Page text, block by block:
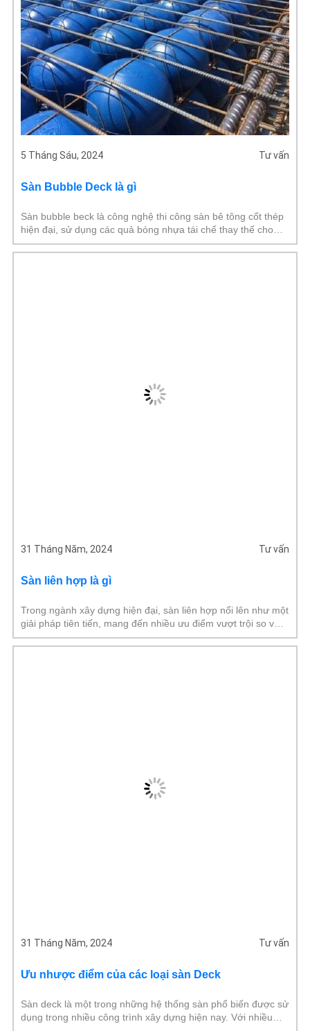
5 Tháng Sáu, 2024 Tư vấn
Sàn Bubble Deck là gì
Sàn bubble beck là công nghệ thi công sàn bê tông cốt thép
hiện đại, sử dụng các quả bóng nhựa tái chế thay thế cho
phần bê tông không
31 Tháng Năm, 2024 Tư vấn
Sàn liên hợp là gì
Trong ngành xây dựng hiện đại, sàn liên hợp nổi lên như một
giải pháp tiên tiến, mang đến nhiều ưu điểm vượt trội so với
các loại sàn truyền
31 Tháng Năm, 2024 Tư vấn
Ưu nhược điểm của các loại sàn Deck
Sàn deck là một trong những hệ thống sàn phổ biến được sử
dụng trong nhiều công trình xây dựng hiện nay. Với nhiều